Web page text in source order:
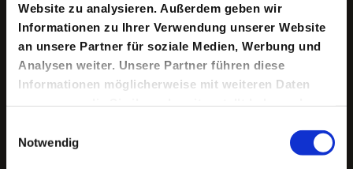
Website zu analysieren. Außerdem geben wir
Informationen zu Ihrer Verwendung unserer Website
an unsere Partner für soziale Medien, Werbung und
Analysen weiter. Unsere Partner führen diese
Informationen möglicherweise mit weiteren Daten
gesammelt haben.
Notwendig
In einem New Yorker Upper-Class-Apartment treffen
zwei Paare aufeinander: Amir, ein pakistanischer
Amerikaner, der mit Emily, einer WASP (White Anglo-
Saxon Protestant) verheiratet ist, die als Künstlerin die
islamische Kultur für sich entdeckt hat, während er sich
als Apostat islamkritisch versteht. Das zweite Paar
bei derselben jüdischen Anwaltsfirma wie Amir, beide
sind Top-Leute im Bereich mergers & aquisitions und